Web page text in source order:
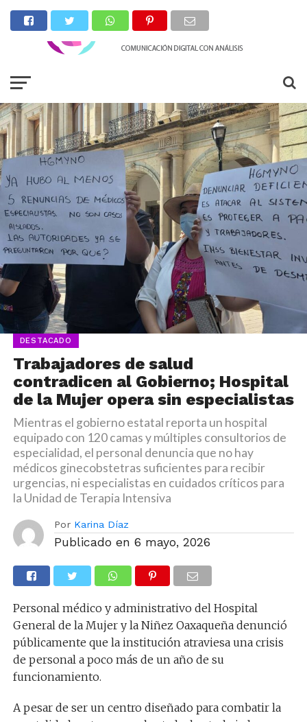
DESTACADO
Trabajadores de salud
contradicen al Gobierno; Hospital
de la Mujer opera sin especialistas
Mientras el gobierno estatal reporta un hospital
equipado con 120 camas y múltiples consultorios de
especialidad, el personal denuncia que no hay
médicos ginecobstetras suficientes para recibir
urgencias, ni especialistas en cuidados críticos para
la Unidad de Terapia Intensiva
Por Karina Díaz
Publicado en 6 mayo, 2026
Personal médico y administrativo del Hospital
General de la Mujer y la Niñez Oaxaqueña denunció
públicamente que la institución atraviesa una crisis
de personal a poco más de un año de su
funcionamiento.
A pesar de ser un centro diseñado para combatir la